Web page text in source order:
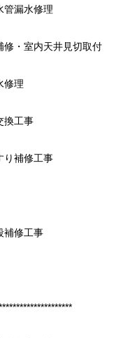
漏水修理
・室内天井見切取付
理
工事
補修工事
修工事